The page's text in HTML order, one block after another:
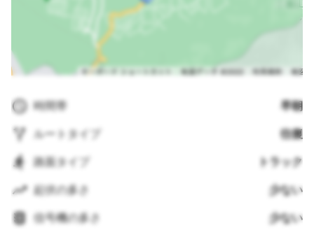
時間帯 早朝
ルートタイプ 往復
路面タイプ トラック
起伏の多さ 少ない
信号機の多さ 少ない